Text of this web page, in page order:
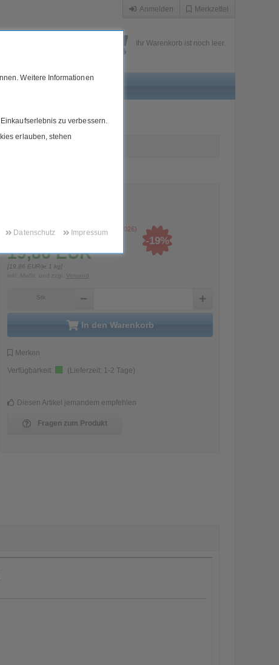
Anmelden Merkzettel
Ihr Warenkorb ist noch leer.
Sonnentor Großgebinde 31.12.2026)
1)
19,86 EUR
-19%
[19,86 EUR/je 1 kg]
inkl. MwSt.
Stk
in den Warenkorb
Merken
Verfügbarkeit: (Lieferzeit: 1-2 Tage)
Diesen Artikel jemandem empfehlen
Fragen zum Produkt
Weitere Informationen
zu verbessern.
erlauben, stehen
Datenschutz
Impressum